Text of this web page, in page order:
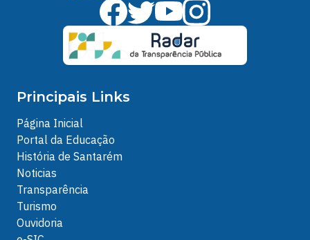
Principais Links
Página Inicial
Portal da Educação
História de Santarém
Noticias
Transparência
Turismo
Ouvidoria